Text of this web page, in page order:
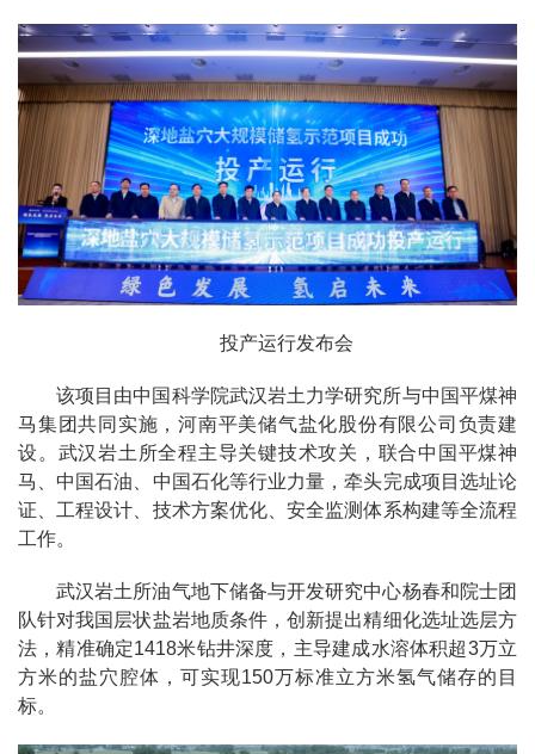
投产运行发布会
该项目由中国科学院武汉岩土力学研究所与中国平煤神
马集团共同实施，河南平美储气盐化股份有限公司负责建
设。武汉岩土所全程主导关键技术攻关，联合中国平煤神
马、中国石油、中国石化等行业力量，牵头完成项目选址论
证、工程设计、技术方案优化、安全监测体系构建等全流程
工作。
武汉岩土所油气地下储备与开发研究中心杨春和院士团
队针对我国层状盐岩地质条件，创新提出精细化选址选层方
法，精准确定1418米钻井深度，主导建成水溶体积超3万立
方米的盐穴腔体，可实现150万标准立方米氢气储存的目
标。